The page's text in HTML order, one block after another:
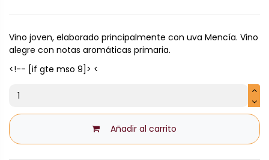
Vino joven, elaborado principalmente con uva Mencía. Vino
alegre con notas aromáticas primaria.
<!-- [if gte mso 9]> <
Añadir al carrito